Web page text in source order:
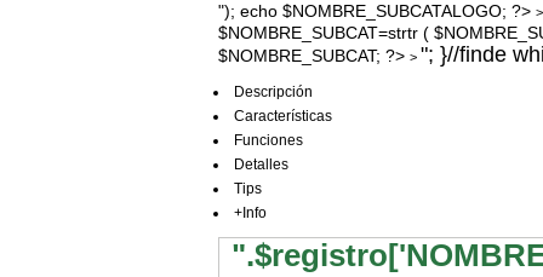
"); echo $NOMBRE_SUBCATALOGO; ?>
$NOMBRE_SUBCAT=strtr (
$NOMBRE_SUBCAT; ?>> "; }//finde
Descripción
Características
Funciones
Detalles
Tips
+Info